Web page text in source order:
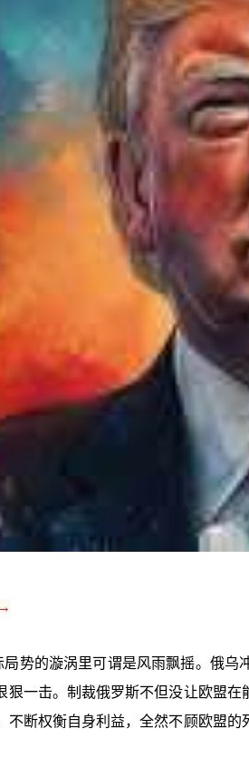
势的漩涡里可谓是风雨飘摇。俄
一击。制裁俄罗斯不但没让欧盟
断权衡自身利益，全然不顾欧盟